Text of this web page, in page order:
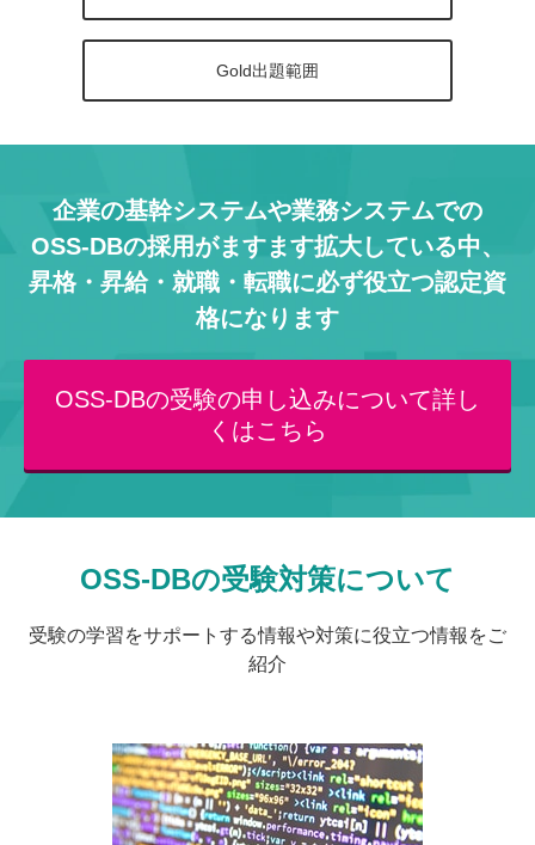
Gold出題範囲
企業の基幹システムや業務システムでの
OSS-DBの採用がますます拡大している中、
昇格・昇給・就職・転職に必ず役立つ認定資
格になります
OSS-DBの受験の申し込みについて詳し
くはこちら
OSS-DBの受験対策について
受験の学習をサポートする情報や対策に役立つ情報をご
紹介